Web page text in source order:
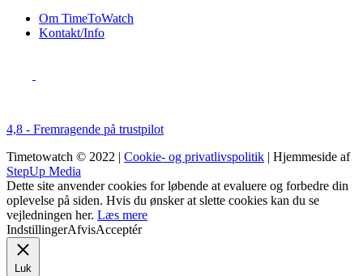
Om TimeToWatch
Kontakt/Info
4,8 - Fremragende på trustpilot
Timetowatch © 2022 | Cookie- og privatlivspolitik | Hjemmeside af
StepUp Media
Dette site anvender cookies for løbende at evaluere og forbedre din
oplevelse på siden. Hvis du ønsker at slette cookies kan du se
vejledningen her. Læs mere
IndstillingerAfvisAcceptér
Luk